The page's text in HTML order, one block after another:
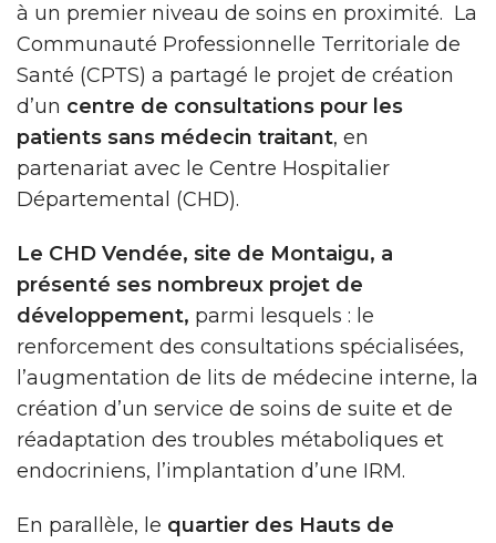
à un premier niveau de soins en proximité. La
Communauté Professionnelle Territoriale de
Santé (CPTS) a partagé le projet de création
d’un centre de consultations pour les
patients sans médecin traitant, en
partenariat avec le Centre Hospitalier
Départemental (CHD).
Le CHD Vendée, site de Montaigu, a
présenté ses nombreux projet de
développement, parmi lesquels : le
renforcement des consultations spécialisées,
l’augmentation de lits de médecine interne, la
création d’un service de soins de suite et de
réadaptation des troubles métaboliques et
endocriniens, l’implantation d’une IRM.
En parallèle, le quartier des Hauts de